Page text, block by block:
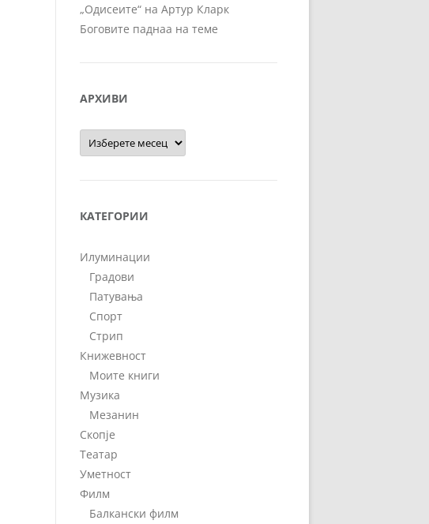
„Одисеите“ на Артур Кларк
Боговите паднаа на теме
АРХИВИ
Архиви
КАТЕГОРИИ
Илуминации
Градови
Патувања
Спорт
Стрип
Книжевност
Моите книги
Музика
Мезанин
Скопје
Театар
Уметност
Филм
Балкански филм